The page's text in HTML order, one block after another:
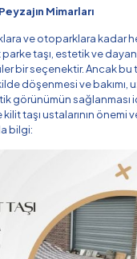
Mimarları
ve otoparklara kadar
taşı, estetik ve
bir seçenektir. Ancak bu
döşenmesi ve bakımı,
görünümün sağlanması
taşı ustalarının önemi
bilgi: